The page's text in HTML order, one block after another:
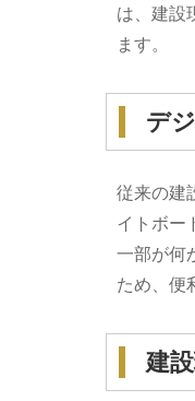
は、建設
ます。
デ
従来の建
イトボー
一部が何
ため、便
建